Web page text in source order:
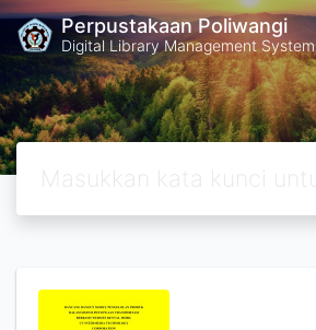
Perpustakaan Poliwangi
Digital Library Management System